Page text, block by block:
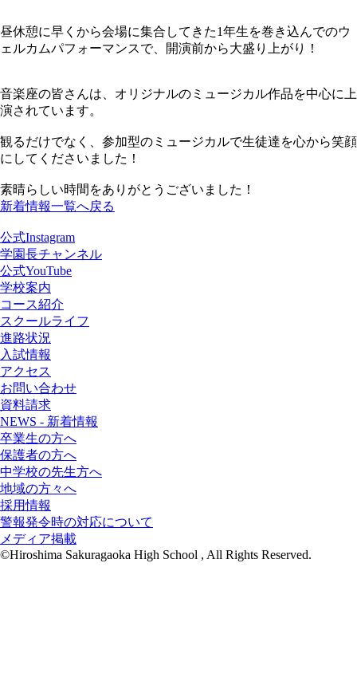
昼休憩に早くから会場に集合してきた1年生を巻き込んでのウ
ェルカムパフォーマンスで、開演前から大盛り上がり！
音楽座の皆さんは、オリジナルのミュージカル作品を中心に上
演されています。
観るだけでなく、参加型のミュージカルで生徒達を心から笑顔
にしてくださいました！
素晴らしい時間をありがとうございました！
新着情報一覧へ戻る
公式Instagram
学園長チャンネル
公式YouTube
学校案内
コース紹介
スクールライフ
進路状況
入試情報
アクセス
お問い合わせ
資料請求
NEWS - 新着情報
卒業生の方へ
保護者の方へ
中学校の先生方へ
地域の方々へ
採用情報
警報発令時の対応について
メディア掲載
©Hiroshima Sakuragaoka High School , All Rights Reserved.